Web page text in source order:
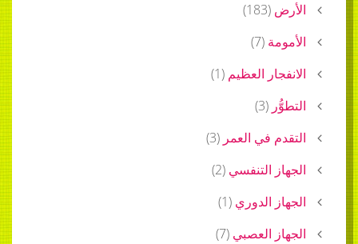
الأرض (
183
)
الأمومة (
7
)
الانفجار العظيم (
1
)
التطوُّر (
3
)
التقدم في العمر (
3
)
الجهاز التنفسي (
2
)
الجهاز الدوري (
1
)
الجهاز العصبي (
7
)